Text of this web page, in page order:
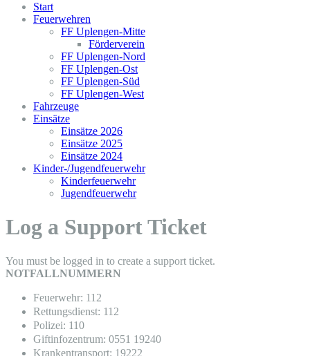
Start
Feuerwehren
FF Uplengen-Mitte
Förderverein
FF Uplengen-Nord
FF Uplengen-Ost
FF Uplengen-Süd
FF Uplengen-West
Fahrzeuge
Einsätze
Einsätze 2026
Einsätze 2025
Einsätze 2024
Kinder-/Jugendfeuerwehr
Kinderfeuerwehr
Jugendfeuerwehr
Log a Support Ticket
You must be logged in to create a support ticket.
NOTFALLNUMMERN
Feuerwehr: 112
Rettungsdienst: 112
Polizei: 110
Giftinfozentrum: 0551 19240
Krankentransport: 19222